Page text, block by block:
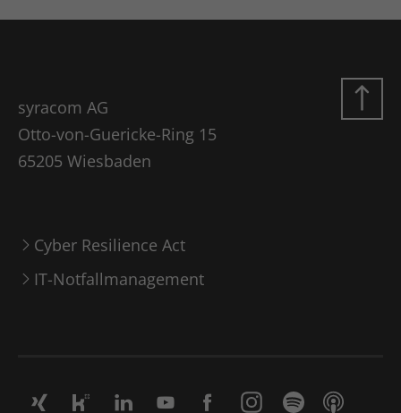
syracom AG
Otto-von-Guericke-Ring 15
65205 Wiesbaden
Cyber Resilience Act
IT-Notfallmanagement